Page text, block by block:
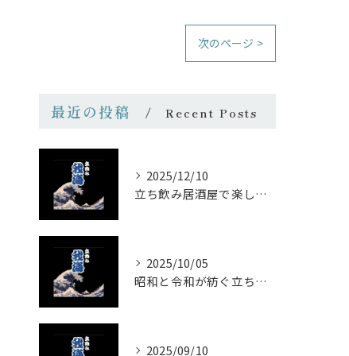
次のページ >
最近の投稿 Recent Posts
2025/12/10
立ち飲み居酒屋で楽しむ昭和の懐かし空間と多彩なお酒
2025/10/05
昭和と令和が紡ぐ立ち飲みの味わい
2025/09/10